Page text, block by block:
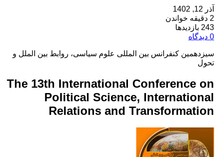
آذر 12, 1402
2 دقیقه خواندن
243 بازدیدها
0 دیدگاه
سیزدهمین کنفرانس بین المللی علوم سیاسی، روابط بین الملل و
تحول
The 13th International Conference on
Political Science, International
Relations and Transformation